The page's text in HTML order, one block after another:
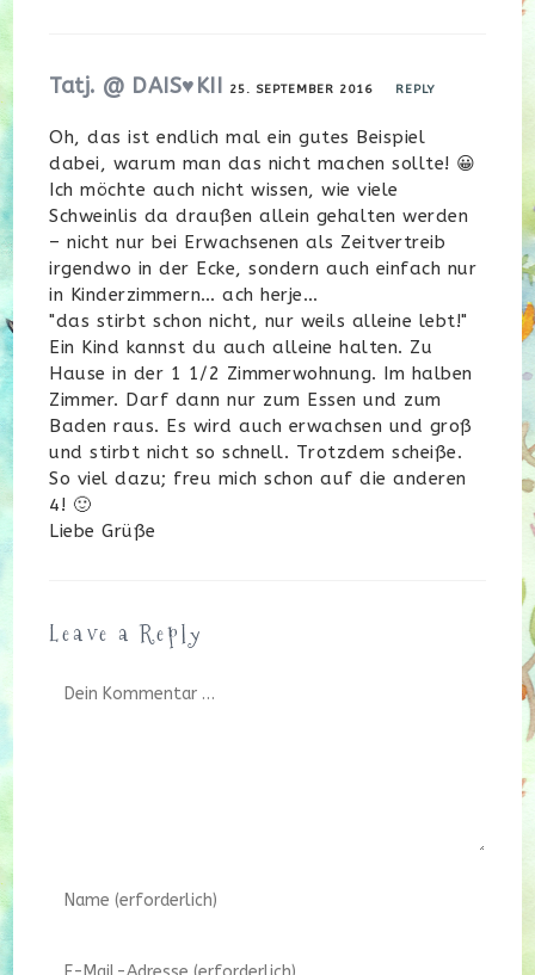
Tatj. @ DAIS♥KII 25. SEPTEMBER 2016 REPLY
Oh, das ist endlich mal ein gutes Beispiel
dabei, warum man das nicht machen sollte! 😀
Ich möchte auch nicht wissen, wie viele
Schweinlis da draußen allein gehalten werden
– nicht nur bei Erwachsenen als Zeitvertreib
irgendwo in der Ecke, sondern auch einfach nur
in Kinderzimmern… ach herje…
"das stirbt schon nicht, nur weils alleine lebt!"
Ein Kind kannst du auch alleine halten. Zu
Hause in der 1 1/2 Zimmerwohnung. Im halben
Zimmer. Darf dann nur zum Essen und zum
Baden raus. Es wird auch erwachsen und groß
und stirbt nicht so schnell. Trotzdem scheiße.
So viel dazu; freu mich schon auf die anderen
4! 🙂
Liebe Grüße
Leave a Reply
Kommentar
deinen
oder